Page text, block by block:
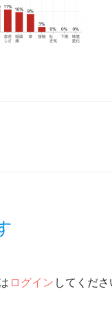
ログイン してくだ